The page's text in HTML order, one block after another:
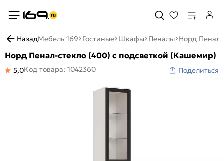
НазадМебель 169 Гостиные Шкафы Пеналы Норд
Норд Пенал-стекло (400) с подсветкой (Кашемир)
5,0Код товара: 1042360 Поделиться